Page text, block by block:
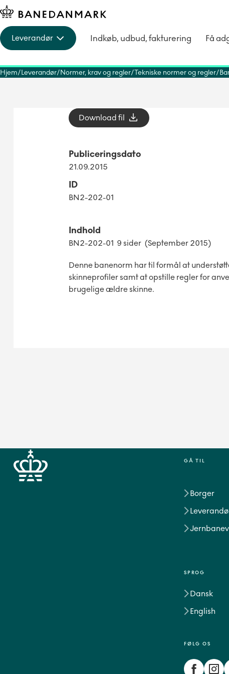
Leverandør Indkøb, udbud, fakturering Få
Hjem Leverandør Normer, krav og regler Tekniske normer og regler
Download fil
Publiceringsdato
21.09.2015
ID
BN2-202-01
Indhold
BN2-202-01 9 sider (September 2015)
Denne banenorm har til formål at
skinneprofiler samt at opstille regler for
brugelige ældre skinne.
GÅ TIL
Borger
SPROG
Dansk
English
FØLG OS